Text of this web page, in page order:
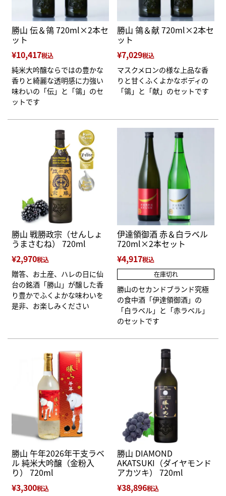
勝山 伝＆鴒 720ml×2本セ
ット
¥10,417税込
純米大吟醸ならではの豊かな
香りと綺麗な透明感に力強い
味わいの「伝」と「鴒」のセ
ットです
勝山 鴒＆献 720ml×2本セ
ット
¥7,029税込
マスクメロンの様な上品な香
りと甘くふくよかなボディの
「鴒」と「献」のセットです
勝山 戦勝政宗（せんしょ
うまさむね） 720ml
¥2,970税込
贈答、お土産、ハレの日に仙
台の銘酒「勝山」が醸した香
り豊かでふくよかな味わいを
是非、お楽しみください
伊達領御酒 赤＆白ラベル
720ml×2本セット
¥4,917税込
在庫切れ
勝山のセカンドブランド究極
の食中酒「伊達領御酒」の
「白ラベル」と「赤ラベル」
のセットです
勝山 午年2026年干支ラベ
ル 純米大吟醸（金粉入
り） 720ml
¥3,300税込
勝山 DIAMOND
AKATSUKI（ダイヤモンド
アカツキ） 720ml
¥38,896税込